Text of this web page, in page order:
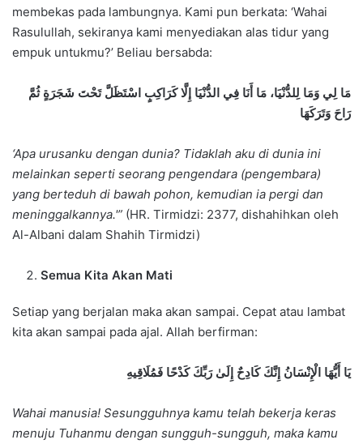
membekas pada lambungnya. Kami pun berkata: ‘Wahai
Rasulullah, sekiranya kami menyediakan alas tidur yang
empuk untukmu?’ Beliau bersabda:
مَا لِي وَمَا لِلدُّنْيَا، مَا أَنَا فِي الدُّنْيَا إِلَّا كَرَاكِبٍ اسْتَظَلَّ تَحْتَ شَجَرَةٍ ثُمَّ
رَاحَ وَتَرَكَهَا
‘Apa urusanku dengan dunia? Tidaklah aku di dunia ini
melainkan seperti seorang pengendara (pengembara)
yang berteduh di bawah pohon, kemudian ia pergi dan
meninggalkannya.'” (HR. Tirmidzi: 2377, dishahihkan oleh
Al-Albani dalam Shahih Tirmidzi)
Semua Kita Akan Mati
Setiap yang berjalan maka akan sampai. Cepat atau lambat
kita akan sampai pada ajal. Allah berfirman:
يَا أَيُّهَا الْإِنْسَانُ إِنَّكَ كَادِحٌ إِلَىٰ رَبِّكَ كَدْحًا فَمُلَاقِيهِ
Wahai manusia! Sesungguhnya kamu telah bekerja keras
menuju Tuhanmu dengan sungguh-sungguh, maka kamu